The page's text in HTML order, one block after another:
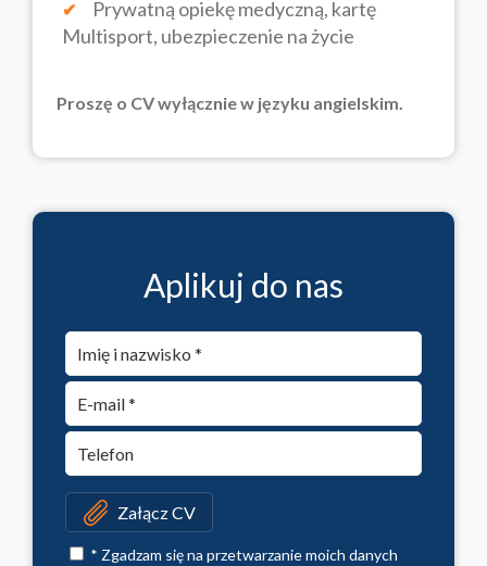
Prywatną opiekę medyczną, kartę
Multisport, ubezpieczenie na życie
Proszę o CV wyłącznie w języku angielskim.
Aplikuj do nas
Załącz CV
* Zgadzam się na przetwarzanie moich danych